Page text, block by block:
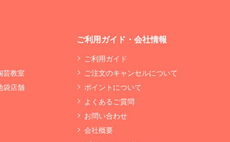
芸教室
袋店舗
ご利用ガイド・会社情報
ご利用ガイド
ご注文のキャンセルについて
ポイントについて
よくあるご質問
お問い合わせ
会社概要